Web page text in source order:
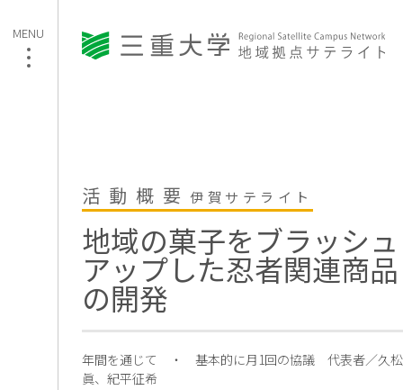
活動概要 伊賀サテライト
地域の菓子をブラッシュ
アップした忍者関連商品
の開発
年間を通じて ・ 基本的に月1回の協議 代表者／久松
眞、紀平征希